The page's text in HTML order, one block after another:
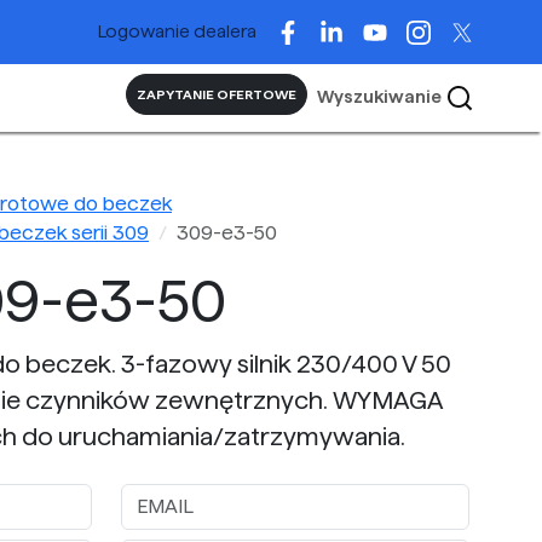
Logowanie dealera
ZAPYTANIE OFERTOWE Wyszukiwanie
do beczek
serii 309
309-e3-50
e3-50
beczek. 3-fazowy silnik 230/400 V 50
czynników zewnętrznych. WYMAGA
do uruchamiania/zatrzymywania.